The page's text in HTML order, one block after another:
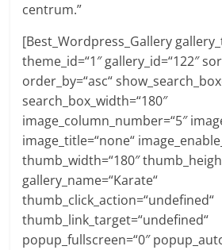
centrum.”
[Best_Wordpress_Gallery
theme_id=“1″ gallery_id=“122″
order_by=“asc“
search_box_width=“180″
image_column_number=“5″
image_title=“none“
thumb_width=“180″
gallery_name=“Karate“
thumb_click_action=“undefined“
thumb_link_target=“undefined“
popup_fullscreen=“0″